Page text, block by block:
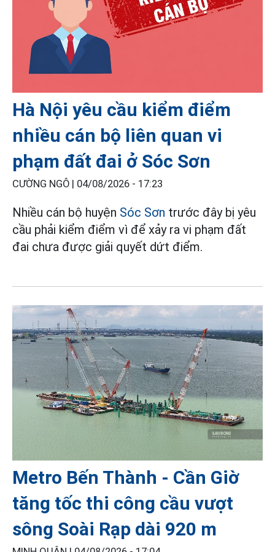
Hà Nội yêu cầu kiểm điểm
nhiều cán bộ liên quan vi
phạm đất đai ở Sóc Sơn
CƯỜNG NGÔ | 04/08/2026 - 17:23
Nhiều cán bộ huyện Sóc Sơn trước đây bị yêu
cầu phải kiểm điểm vì để xảy ra vi phạm đất
đai chưa được giải quyết dứt điểm.
Metro Bến Thành - Cần Giờ
tăng tốc thi công cầu vượt
sông Soài Rạp dài 920 m